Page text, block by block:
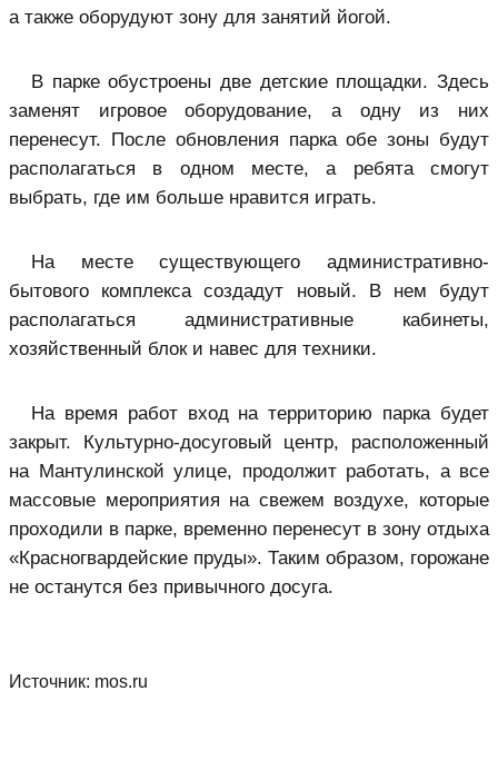
а также оборудуют зону для занятий йогой.
В парке обустроены две детские площадки. Здесь
заменят игровое оборудование, а одну из них
перенесут. После обновления парка обе зоны будут
располагаться в одном месте, а ребята смогут
выбрать, где им больше нравится играть.
На месте существующего административно-
бытового комплекса создадут новый. В нем будут
располагаться административные кабинеты,
хозяйственный блок и навес для техники.
На время работ вход на территорию парка будет
закрыт. Культурно-досуговый центр, расположенный
на Мантулинской улице, продолжит работать, а все
массовые мероприятия на свежем воздухе, которые
проходили в парке, временно перенесут в зону отдыха
«Красногвардейские пруды». Таким образом, горожане
не останутся без привычного досуга.
Источник: mos.ru